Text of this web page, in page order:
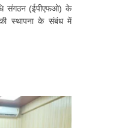
संगठन (ईपीएफओ) के
की स्थापना के संबंध में